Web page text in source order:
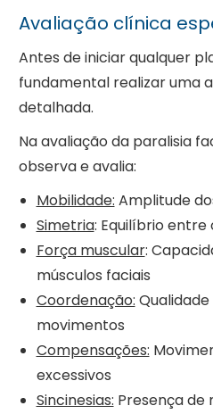
Avaliação clínica
Antes de iniciar qualquer
fundamental realizar uma
detalhada.
Na avaliação da paralisia
observa e avalia:
Mobilidade: Amplitude
Simetria: Equilíbrio entre
Força muscular:
músculos faciais
Coordenação:
movimentos
Compensações:
excessivos
Sincinesias: Presença de